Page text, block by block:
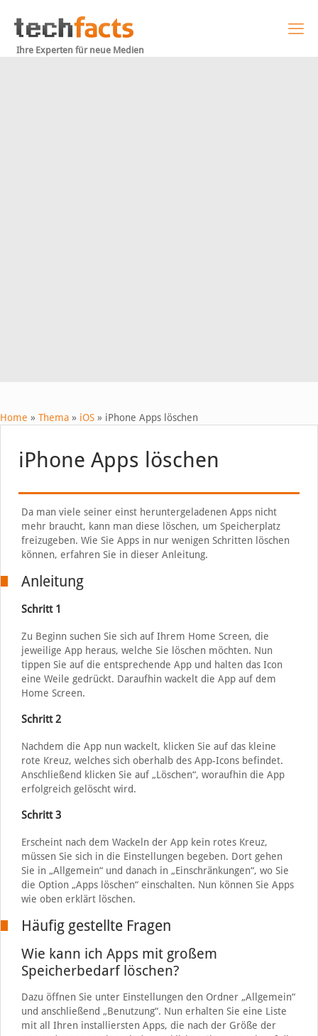
Ihre Experten für neue Medien
Home » Thema » iOS » iPhone Apps löschen
iPhone Apps löschen
Da man viele seiner einst heruntergeladenen Apps nicht
mehr braucht, kann man diese löschen, um Speicherplatz
freizugeben. Wie Sie Apps in nur wenigen Schritten löschen
können, erfahren Sie in dieser Anleitung.
Anleitung
Schritt 1
Zu Beginn suchen Sie sich auf Ihrem Home Screen, die
jeweilige App heraus, welche Sie löschen möchten. Nun
tippen Sie auf die entsprechende App und halten das Icon
eine Weile gedrückt. Daraufhin wackelt die App auf dem
Home Screen.
Schritt 2
Nachdem die App nun wackelt, klicken Sie auf das kleine
rote Kreuz, welches sich oberhalb des App-Icons befindet.
Anschließend klicken Sie auf „Löschen“, woraufhin die App
erfolgreich gelöscht wird.
Schritt 3
Erscheint nach dem Wackeln der App kein rotes Kreuz,
müssen Sie sich in die Einstellungen begeben. Dort gehen
Sie in „Allgemein“ und danach in „Einschränkungen“, wo Sie
die Option „Apps löschen“ einschalten. Nun können Sie Apps
wie oben erklärt löschen.
Häufig gestellte Fragen
Wie kann ich Apps mit großem
Speicherbedarf löschen?
Dazu öffnen Sie unter Einstellungen den Ordner „Allgemein“
und anschließend „Benutzung“. Nun erhalten Sie eine Liste
mit all Ihren installiersten Apps, die nach der Größe der